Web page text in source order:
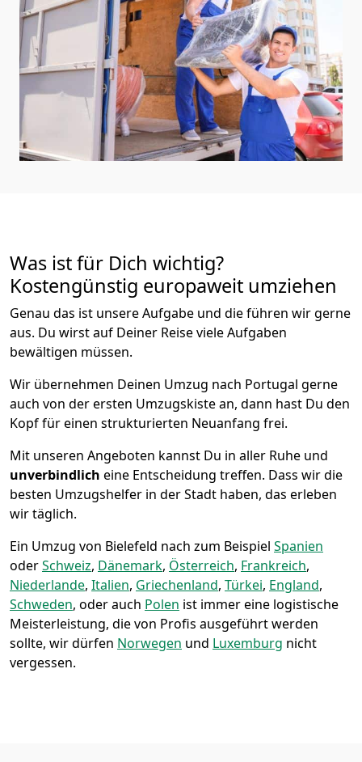
Was ist für Dich wichtig?
Kostengünstig europaweit umziehen
Genau das ist unsere Aufgabe und die führen wir gerne
aus. Du wirst auf Deiner Reise viele Aufgaben
bewältigen müssen.
Wir übernehmen Deinen Umzug nach Portugal gerne
auch von der ersten Umzugskiste an, dann hast Du den
Kopf für einen strukturierten Neuanfang frei.
Mit unseren Angeboten kannst Du in aller Ruhe und
unverbindlich eine Entscheidung treffen. Dass wir die
besten Umzugshelfer in der Stadt haben, das erleben
wir täglich.
Ein Umzug von Bielefeld nach zum Beispiel Spanien
oderSchweiz, Dänemark, Österreich, Frankreich,
Niederlande, Italien, Griechenland, Türkei, England,
Schweden, oder auch Polen ist immer eine logistische
Meisterleistung, die von Profis ausgeführt werden
sollte, wir dürfen Norwegen und Luxemburg nicht
vergessen.